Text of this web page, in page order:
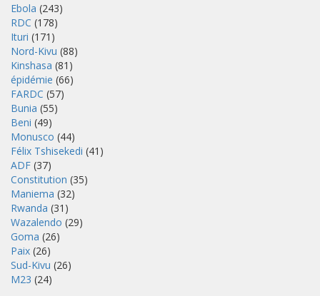
Ebola (243)
RDC (178)
Ituri (171)
Nord-Kivu (88)
Kinshasa (81)
épidémie (66)
FARDC (57)
Bunia (55)
Beni (49)
Monusco (44)
Félix Tshisekedi (41)
ADF (37)
Constitution (35)
Maniema (32)
Rwanda (31)
Wazalendo (29)
Goma (26)
Paix (26)
Sud-Kivu (26)
M23 (24)